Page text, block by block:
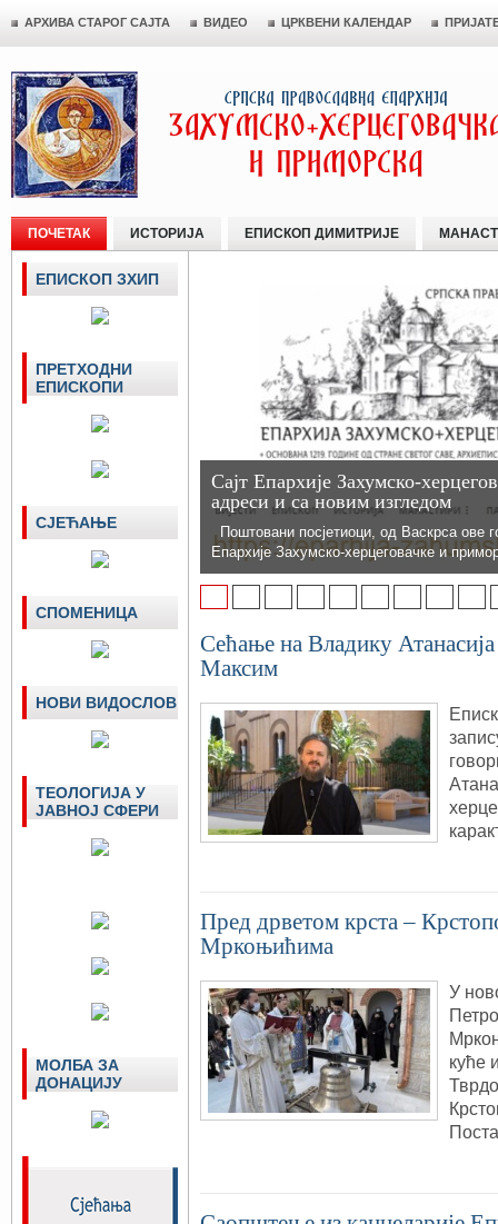
АРХИВА СТАРОГ САЈТА ВИДЕО ЦРКВЕНИ КАЛЕНДАР
ПОЧЕТАК ИСТОРИЈА ЕПИСКОП ДИМИТРИЈЕ
Сајт Епархије Захумско-
адреси и са новим изгледом
Поштовани посјетиоци, од Васкрса ове
Епархије Захумско-херцеговачке и
Сећање на Владику
Максим
Пред дрветом крста –
Мркоњићима
У
куће
ЕПИСКОП ЗХИП
ПРЕТХОДНИ
ЕПИСКОПИ
СЈЕЋАЊЕ
СПОМЕНИЦА
НОВИ ВИДОСЛОВ
ТЕОЛОГИЈА У
ЈАВНОЈ СФЕРИ
МОЛБА ЗА
ДОНАЦИЈУ